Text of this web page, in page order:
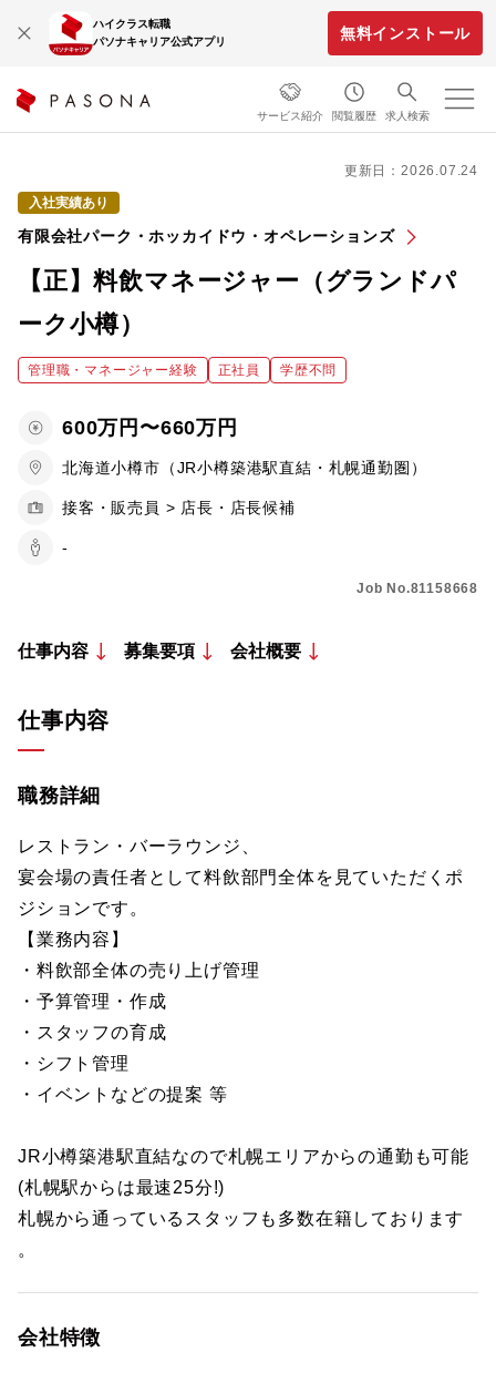
ハイクラス転職
パソナキャリア公式アプリ
無料インストール
サービス紹介 閲覧履歴 求人検索
更新日：2026.07.24
入社実績あり
有限会社パーク・ホッカイドウ・オペレーションズ
【正】料飲マネージャー（グランドパ
ーク小樽）
管理職・マネージャー経験 正社員 学歴不問
600万円〜660万円
北海道小樽市（JR小樽築港駅直結・札幌通勤圏）
接客・販売員 > 店長・店長候補
-
Job No.81158668
仕事内容 募集要項 会社概要
仕事内容
職務詳細
レストラン・バーラウンジ、
宴会場の責任者として料飲部門全体を見ていただくポ
ジションです。
【業務内容】
・料飲部全体の売り上げ管理
・予算管理・作成
・スタッフの育成
・シフト管理
・イベントなどの提案 等
JR小樽築港駅直結なので札幌エリアからの通勤も可能
(札幌駅からは最速25分!)
札幌から通っているスタッフも多数在籍しております
。
会社特徴